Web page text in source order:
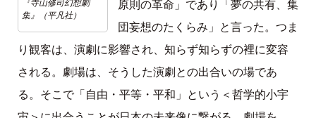
『寺山修司幻想劇
集』（平凡社）
原則の革命」であり「夢の共有、集
団妄想のたくらみ」と言った。つま
り観客は、演劇に影響され、知らず知らずの裡に変容
される。劇場は、そうした演劇との出合いの場であ
る。そこで「自由・平等・平和」という＜哲学的小宇